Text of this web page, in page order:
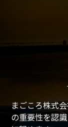
まごころ株式
の重要性を認